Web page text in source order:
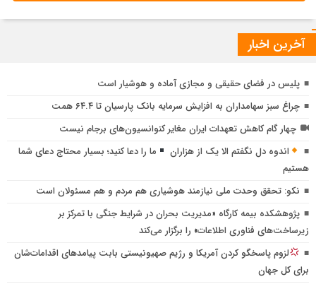
آخرین اخبار
پلیس در فضای حقیقی و مجازی آماده و هوشیار است
چراغ سبز سهامداران به افزایش سرمایه بانک پارسیان تا ۶۴.۴ همت
چهار گام کاهش تعهدات ایران مغایر کنوانسیون‌های برجام نیست
اندوه دل نگفتم الا یک از هزاران
ما را دعا کنید؛ بسیار محتاج دعای شما
هستیم
نکو: تحقق وحدت ملی نیازمند هوشیاری هم مردم و هم مسئولان است
پژوهشكده بیمه كارگاه «مدیریت بحران در شرایط جنگی با تمركز بر
زیرساخت‌های فناوری اطلاعات» را برگزار می‌كند
لزوم پاسخگو کردن آمریکا و رژیم صهیونیستی بابت پیامدهای اقدامات‌شان
برای کل جهان